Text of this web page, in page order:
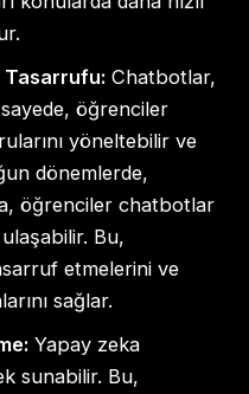
Tasarrufu: Chatbotlar,
öğrenciler
yöneltebilir ve
dönemlerde,
öğrenciler chatbotlar
ulaşabilir. Bu,
etmelerini ve
sağlar.
Yapay zeka
sunabilir. Bu,